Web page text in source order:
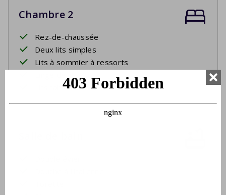
Chambre 2
Rez-de-chaussée
Deux lits simples
Lits à sommier à ressorts
Lits faits à l'arrivée